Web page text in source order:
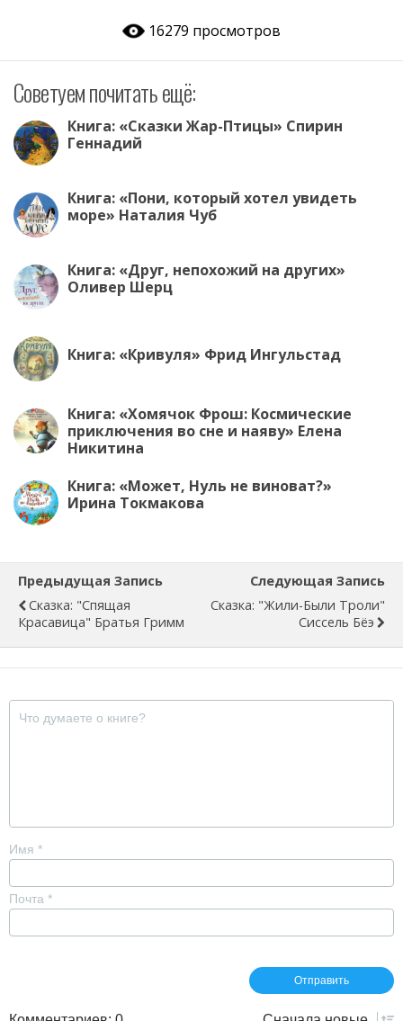
o
o
k
p
p
as
s
ki
m
16279 просмотров
Советуем почитать ещё:
Книга: «Сказки Жар-Птицы» Спирин
Геннадий
Книга: «Пони, который хотел увидеть
море» Наталия Чуб
Книга: «Друг, непохожий на других»
Оливер Шерц
Книга: «Кривуля» Фрид Ингульстад
Книга: «Хомячок Фрош: Космические
приключения во сне и наяву» Елена
Никитина
Книга: «Может, Нуль не виноват?»
Ирина Токмакова
Предыдущая Запись
Сказка: "Спящая
Красавица" Братья Гримм
Следующая Запись
Сказка: "Жили-Были Троли"
Сиссель Бёэ
Имя *
Почта *